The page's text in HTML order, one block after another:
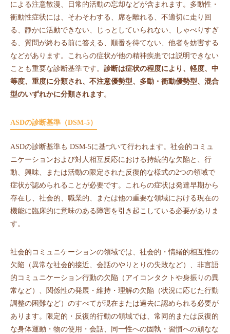
による注意散漫、日常的活動の忘却などが含まれます。多動性・
衝動性症状には、そわそわする、席を離れる、不適切に走り回
る、静かに活動できない、じっとしていられない、しゃべりすぎ
る、質問が終わる前に答える、順番を待てない、他者を妨害する
などがあります。これらの症状が他の精神疾患では説明できない
ことも重要な診断基準です。 診断は症状の程度により、軽度、中
等度、重度に分類され、不注意優勢型、多動・衝動優勢型、混合
型のいずれかに分類されます。
ASDの診断基準（DSM-5）
ASDの診断基準も DSM-5に基づいて行われます。社会的コミュ
ニケーションおよび対人相互反応における持続的な欠陥と、行
動、興味、または活動の限定された反復的な様式の2つの領域で
症状が認められることが必要です。これらの症状は発達早期から
存在し、社会的、職業的、または他の重要な領域における現在の
機能に臨床的に意味のある障害を引き起こしている必要がありま
す。
社会的コミュニケーションの領域では、社会的・情緒的相互性の
欠陥（異常な社会的接近、会話のやりとりの失敗など）、非言語
的コミュニケーション行動の欠陥（アイコンタクトや身振りの異
常など）、関係性の発展・維持・理解の欠陥（状況に応じた行動
調整の困難など）のすべてが現在または過去に認められる必要が
あります。限定的・反復的行動の領域では、常同的または反復的
な身体運動・物の使用・会話、同一性への固執・習慣への頑なな